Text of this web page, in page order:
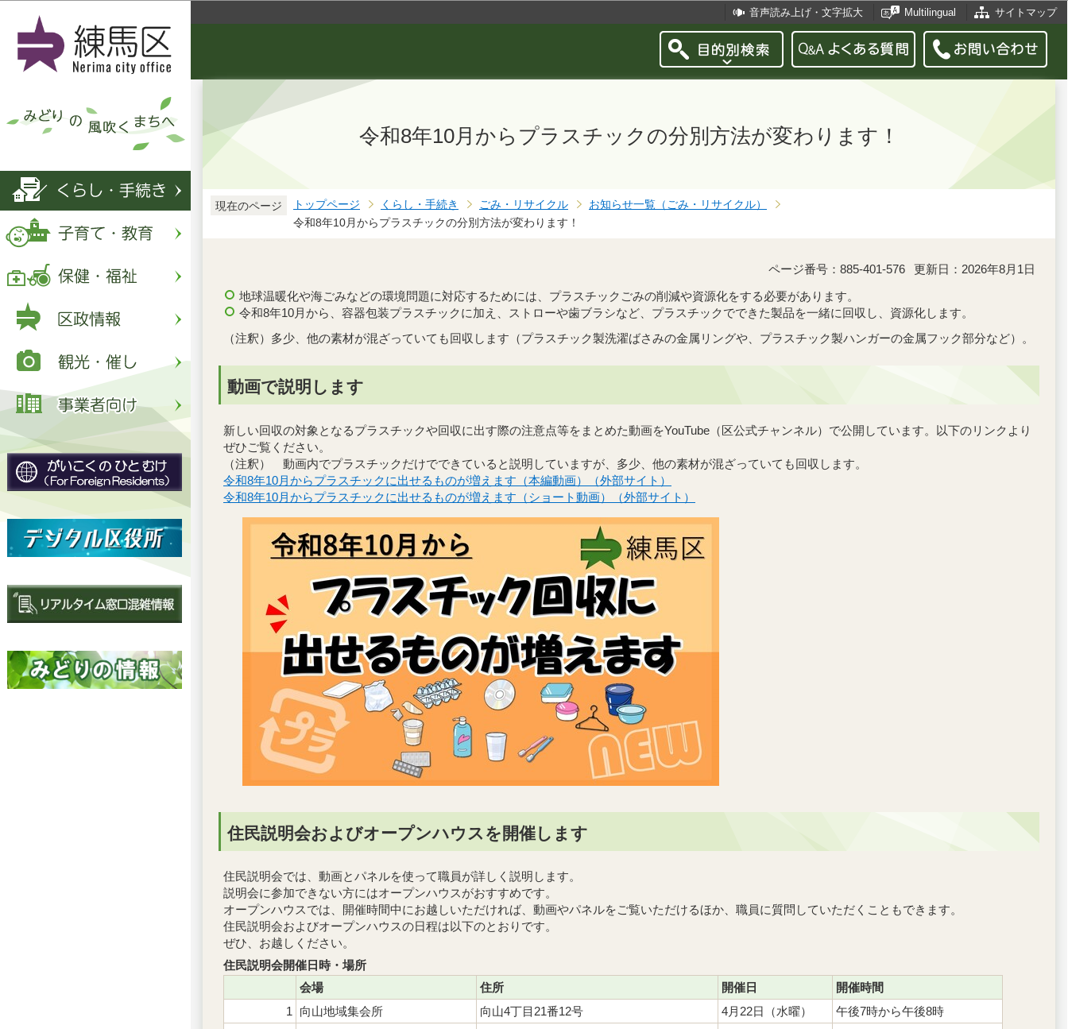
音声読み上げ・文字拡大 Multilingual サイトマップ
令和8年10月からプラスチックの分別方法が変わります！
現在のページ トップページ くらし・手続き ごみ・リサイクル
お知らせ一覧（ごみ・リサイクル）
令和8年10月からプラスチックの分別方法が変わります！
ページ番号：885-401-576 更新日：2026年8月1日
地球温暖化や海ごみなどの環境問題に対応するためには、プラスチックごみの削減や資源化をする必要があります。
令和8年10月から、容器包装プラスチックに加え、ストローや歯ブラシなど、プラスチックでできた製品を一緒に回収し、資源化します。
（注釈）多少、他の素材が混ざっていても回収します（プラスチック製洗濯ばさみの金属リングや、プラスチック製ハンガーの金属フック部分など）。
動画で説明します
新しい回収の対象となるプラスチックや回収に出す際の注意点等をまとめた動画をYouTube（区公式チャンネル）で公開しています。以下のリンクより
ぜひご覧ください。
（注釈） 動画内でプラスチックだけでできていると説明していますが、多少、他の素材が混ざっていても回収します。
令和8年10月からプラスチックに出せるものが増えます（本編動画）（外部サイト）
令和8年10月からプラスチックに出せるものが増えます（ショート動画）（外部サイト）
住民説明会およびオープンハウスを開催します
住民説明会では、動画とパネルを使って職員が詳しく説明します。
説明会に参加できない方にはオープンハウスがおすすめです。
オープンハウスでは、開催時間中にお越しいただければ、動画やパネルをご覧いただけるほか、職員に質問していただくこともできます。
住民説明会およびオープンハウスの日程は以下のとおりです。
ぜひ、お越しください。
住民説明会開催日時・場所
会場
住所 開催日
開催時間
1
向山地域集会所 向山4丁目21番12号 4月22日（水曜）
午後7時から午後8時